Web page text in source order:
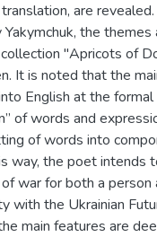
are
the
"Apricots of
It is noted that the
English at the
of words and
of words into
way, the poet intends
war for both a
with the Ukrainian
main features are